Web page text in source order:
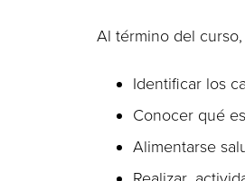
Al término del curso,
Identificar los
Conocer qué
Alimentarse